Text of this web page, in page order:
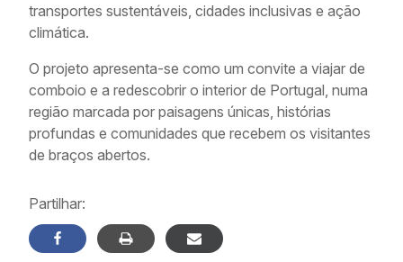
transportes sustentáveis, cidades inclusivas e ação
climática.
O projeto apresenta-se como um convite a viajar de
comboio e a redescobrir o interior de Portugal, numa
região marcada por paisagens únicas, histórias
profundas e comunidades que recebem os visitantes
de braços abertos.
Partilhar: